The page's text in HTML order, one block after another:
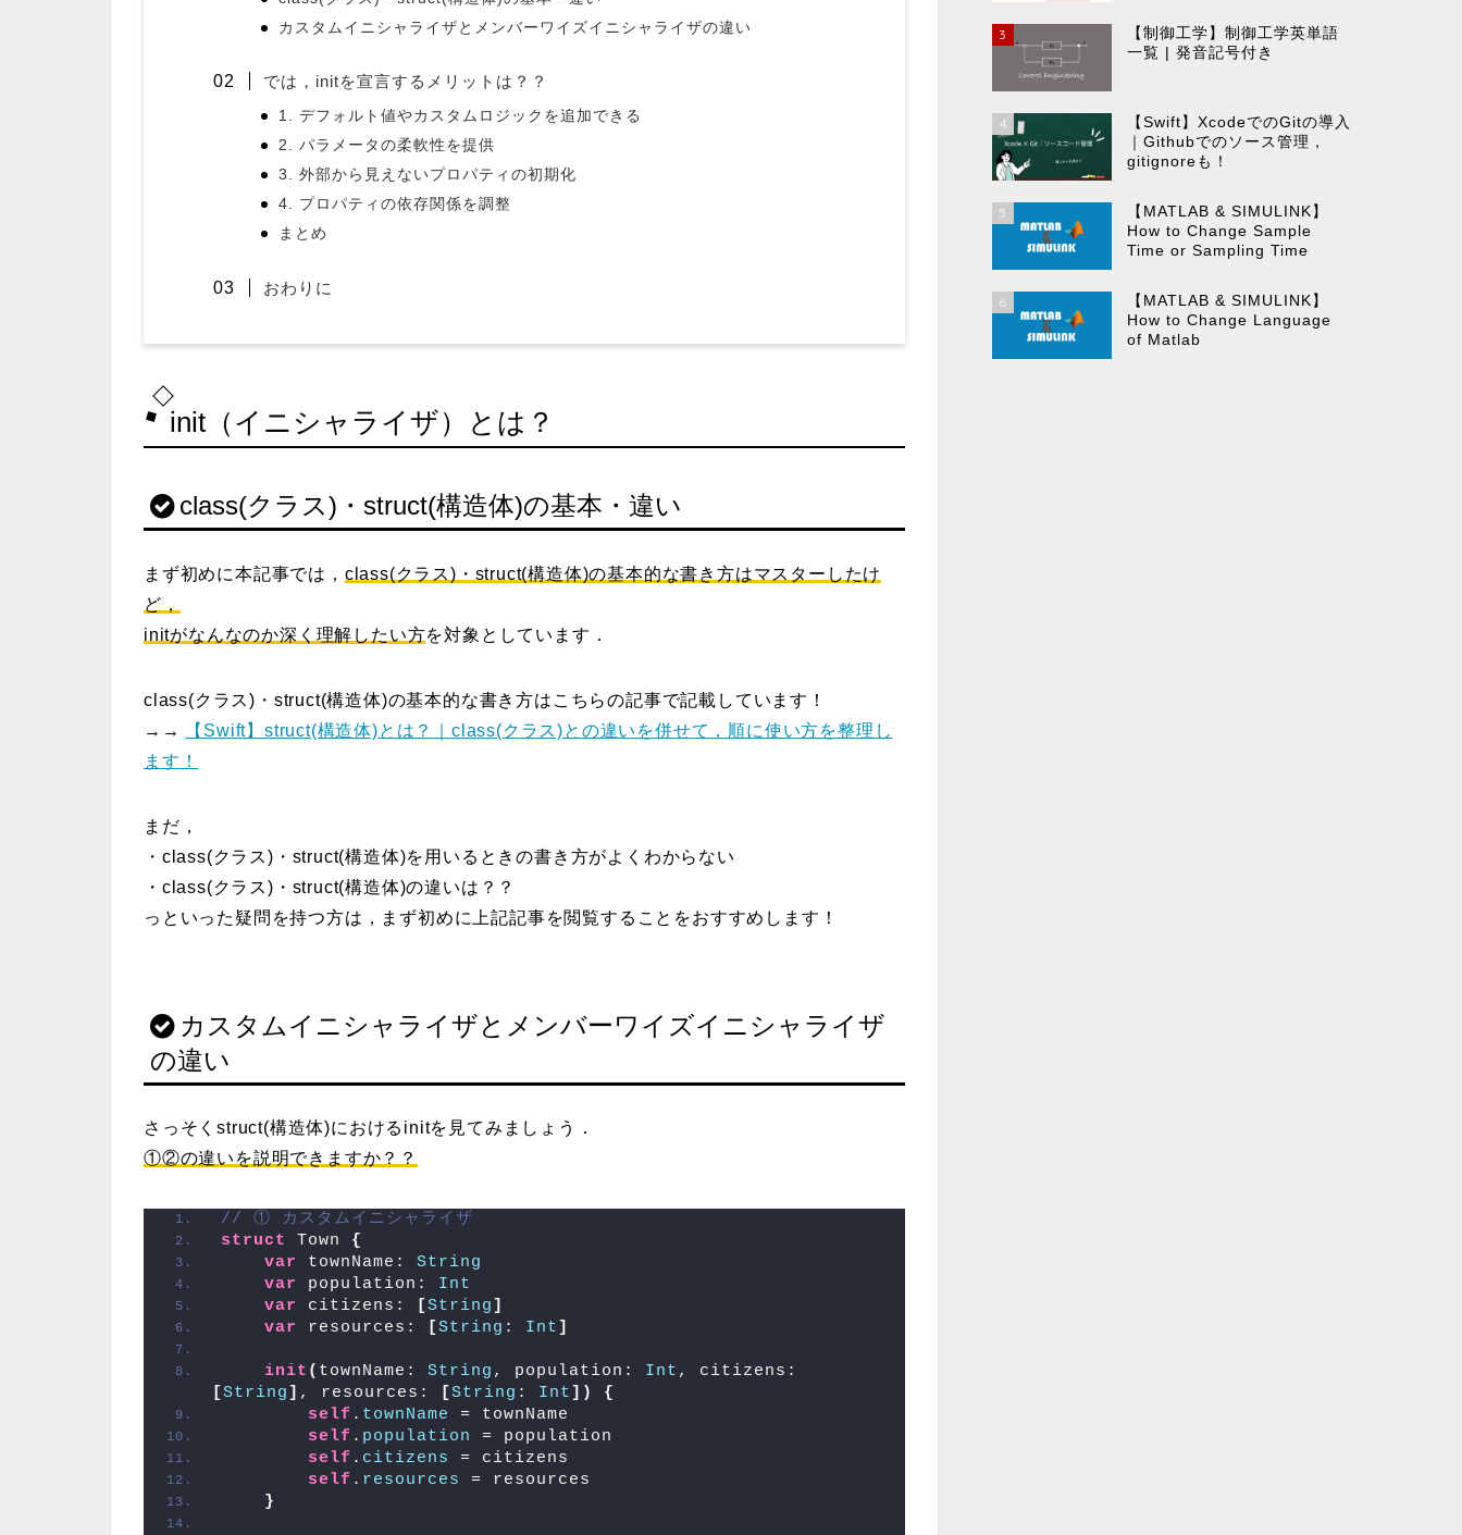
カスタムイニシャライザとメンバーワイズイニシャライザの違い
では，initを宣言するメリットは？？
1. デフォルト値やカスタムロジックを追加できる
2. パラメータの柔軟性を提供
3. 外部から見えないプロパティの初期化
4. プロパティの依存関係を調整
まとめ
おわりに
init（ イニシャライザ）とは？
class(クラス)・struct(構造体)の基本・違い
まず初めに本記事では， class(クラス)・struct(構造体)の基本的な書き方はマスターしたけ
ど，
initがなんなのか深く理解したい方を対象としています．
class(クラス)・struct(構造体)の基本的な書き方はこちらの記事で記載しています！
→→
【Swift】struct(構造体)とは？｜class(クラス)との違いを併せて，順に使い方を整理し
ます！
まだ，
・ class(クラス)・struct(構造体)を用いるときの書き方がよくわからない
・ class(クラス)・struct(構造体)の違いは？？
っといった疑問を持つ方は，まず初めに上記記事を閲覧することをおすすめします！
カスタムイニシャライザとメンバーワイズイニシャライザ
の違い
さっそくstruct(構造体)におけるinitを見てみましょう．
①②の違いを説明できますか？？
// ① カスタムイニシャライザ
struct
Town {
var
townName: String
var
population: Int
var
citizens: [String ]
var
resources: [String : Int ]
init ( townName: String , population: Int
[String ] , resources: [String : Int ])
{
self . townName
= townName
self . population
= population
self . citizens
= citizens
self . resources
= resources
}
3
【制御工学】制御工学英単語
一覧 | 発音記号付き
4
【Swift】XcodeでのGitの導入
｜Githubでのソース管理，
gitignoreも！
5
【MATLAB & SIMULINK】
How to Change Sample
Time or Sampling Time
6
【MATLAB & SIMULINK】
How to Change Language
of Matlab